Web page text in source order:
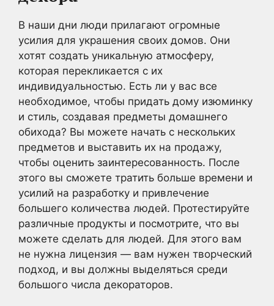
В наши дни люди прилагают огромные
усилия для украшения своих домов. Они
хотят создать уникальную атмосферу,
которая перекликается с их
индивидуальностью. Есть ли у вас все
необходимое, чтобы придать дому изюминку
и стиль, создавая предметы домашнего
обихода? Вы можете начать с нескольких
предметов и выставить их на продажу,
чтобы оценить заинтересованность. После
этого вы сможете тратить больше времени и
усилий на разработку и привлечение
большего количества людей. Протестируйте
различные продукты и посмотрите, что вы
можете сделать для людей. Для этого вам
не нужна лицензия — вам нужен творческий
подход, и вы должны выделяться среди
большого числа декораторов.